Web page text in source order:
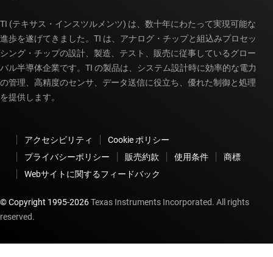
TI (テキサス・インスツルメンツ) は、数十年にわたって実現可能な
進歩を遂げてきました。TI は、アナログ・チップと組込みプロセッ
シング・チップの設計、製造、テスト、販売に従事しているグロー
バル半導体企業です。TI の製品は、システム設計時に効率的な電力
の管理、高精度のセンサ、データ送信に役立ち、優れた制御と処理
を提供します。
アクセシビリティ
Cookie ポリシー
プライバシーポリシー
販売約款 使用条件
商標
Webサイトに関するフィードバック
© Copyright 1995-2026Texas Instruments Incorporated. All rights
reserved.